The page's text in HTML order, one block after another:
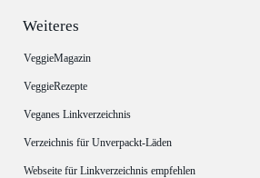
Weiteres
VeggieMagazin
VeggieRezepte
Veganes Linkverzeichnis
Verzeichnis für Unverpackt-Läden
Webseite für Linkverzeichnis empfehlen